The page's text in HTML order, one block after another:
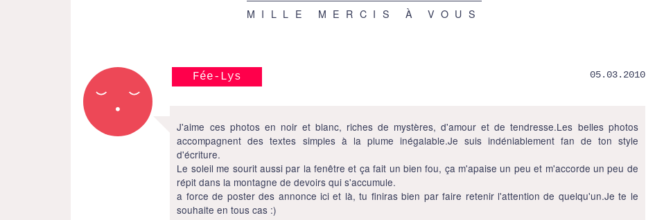
MILLE MERCIS À VOUS
Fée-Lys 05.03.2010
J'aime ces photos en noir et blanc, riches de mystères, d'amour et de tendresse.Les belles photos
accompagnent des textes simples à la plume inégalable.Je suis indéniablement fan de ton style
d'écriture.
Le soleil me sourit aussi par la fenêtre et ça fait un bien fou, ça m'apaise un peu et m'accorde un peu de
répit dans la montagne de devoirs qui s'accumule.
a force de poster des annonce ici et là, tu finiras bien par faire retenir l'attention de quelqu'un.Je te le
souhaite en tous cas :)